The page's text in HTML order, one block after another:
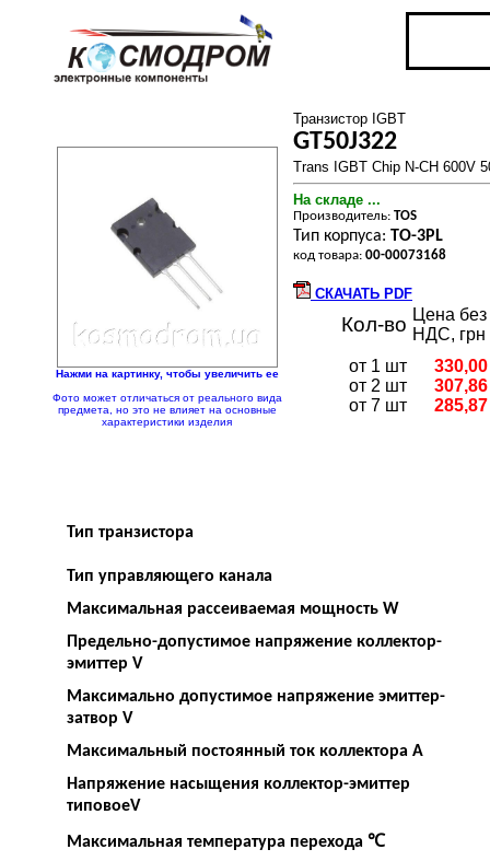
Нажми на картинку, чтобы увеличить ее
Фото может отличаться от реального вида
предмета, но это не влияет на основные
характеристики изделия
Транзистор IGBT
GT50J322
Trans IGBT Chip N-CH 600V
На складе ...
Производитель: TOS
Тип корпуса: TO-3PL
код товара: 00-00073168
СКАЧАТЬ PDF
Кол-во Цена без
НДС, грн
от 1 шт
от 2 шт
от 7 шт
330,00
307,86
285,87
Тип транзистора
Тип управляющего канала
Максимальная рассеиваемая мощность W
Предельно-допустимое напряжение коллектор-
эмиттер V
Максимально допустимое напряжение эмиттер-
затвор V
Максимальный постоянный ток коллектора A
Напряжение насыщения коллектор-эмиттер
типовоеV
Максимальная температура перехода ℃